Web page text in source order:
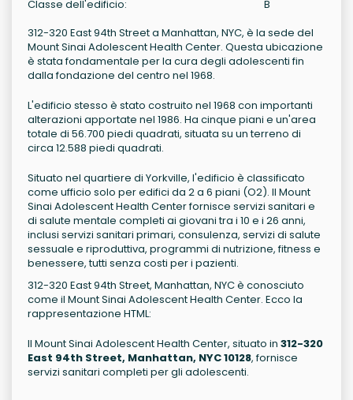
Classe dell'edificio:
B
312-320 East 94th Street a Manhattan, NYC, è la sede del
Mount Sinai Adolescent Health Center. Questa ubicazione
è stata fondamentale per la cura degli adolescenti fin
dalla fondazione del centro nel 1968.
L'edificio stesso è stato costruito nel 1968 con importanti
alterazioni apportate nel 1986. Ha cinque piani e un'area
totale di 56.700 piedi quadrati, situata su un terreno di
circa 12.588 piedi quadrati.
Situato nel quartiere di Yorkville, l'edificio è classificato
come ufficio solo per edifici da 2 a 6 piani (O2). Il Mount
Sinai Adolescent Health Center fornisce servizi sanitari e
di salute mentale completi ai giovani tra i 10 e i 26 anni,
inclusi servizi sanitari primari, consulenza, servizi di salute
sessuale e riproduttiva, programmi di nutrizione, fitness e
benessere, tutti senza costi per i pazienti.
312-320 East 94th Street, Manhattan, NYC è conosciuto
come il Mount Sinai Adolescent Health Center. Ecco la
rappresentazione HTML:
Il Mount Sinai Adolescent Health Center, situato in 312-320
East 94th Street, Manhattan, NYC 10128, fornisce
servizi sanitari completi per gli adolescenti.